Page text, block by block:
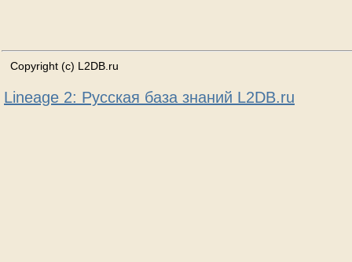
Copyright (c) L2DB.ru
Lineage 2: Русская база знаний L2DB.ru